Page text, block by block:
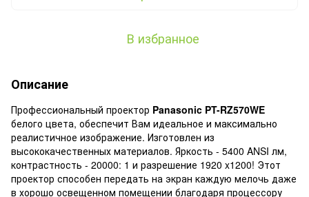
В избранное
Описание
Профессиональный проектор Panasonic PT-RZ570WE
белого цвета, обеспечит Вам идеальное и максимально
реалистичное изображение. Изготовлен из
высококачественных материалов. Яркость - 5400 ANSI лм,
контрастность - 20000: 1 и разрешение 1920 x1200! Этот
проектор способен передать на экран каждую мелочь даже
в хорошо освещенном помещении благодаря процессору